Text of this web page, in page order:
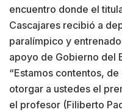
encuentro donde el
Cascajares recibió a
paralímpico y
apoyo de Gobierno del
“Estamos contentos,
otorgar a ustedes el
el profesor (Filiberto